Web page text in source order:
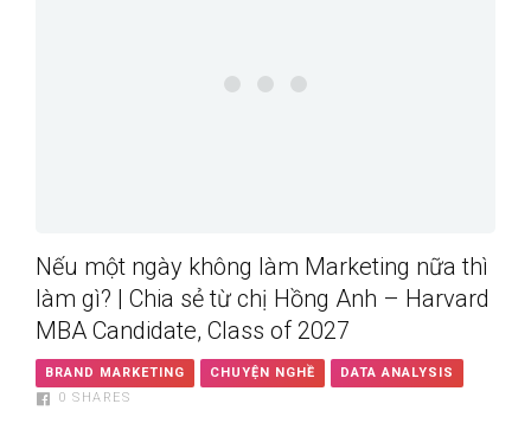
Nếu một ngày không làm Marketing nữa thì
làm gì? | Chia sẻ từ chị Hồng Anh – Harvard
MBA Candidate, Class of 2027
BRAND MARKETING CHUYỆN NGHỀ
DATA ANALYSIS
0 SHARES